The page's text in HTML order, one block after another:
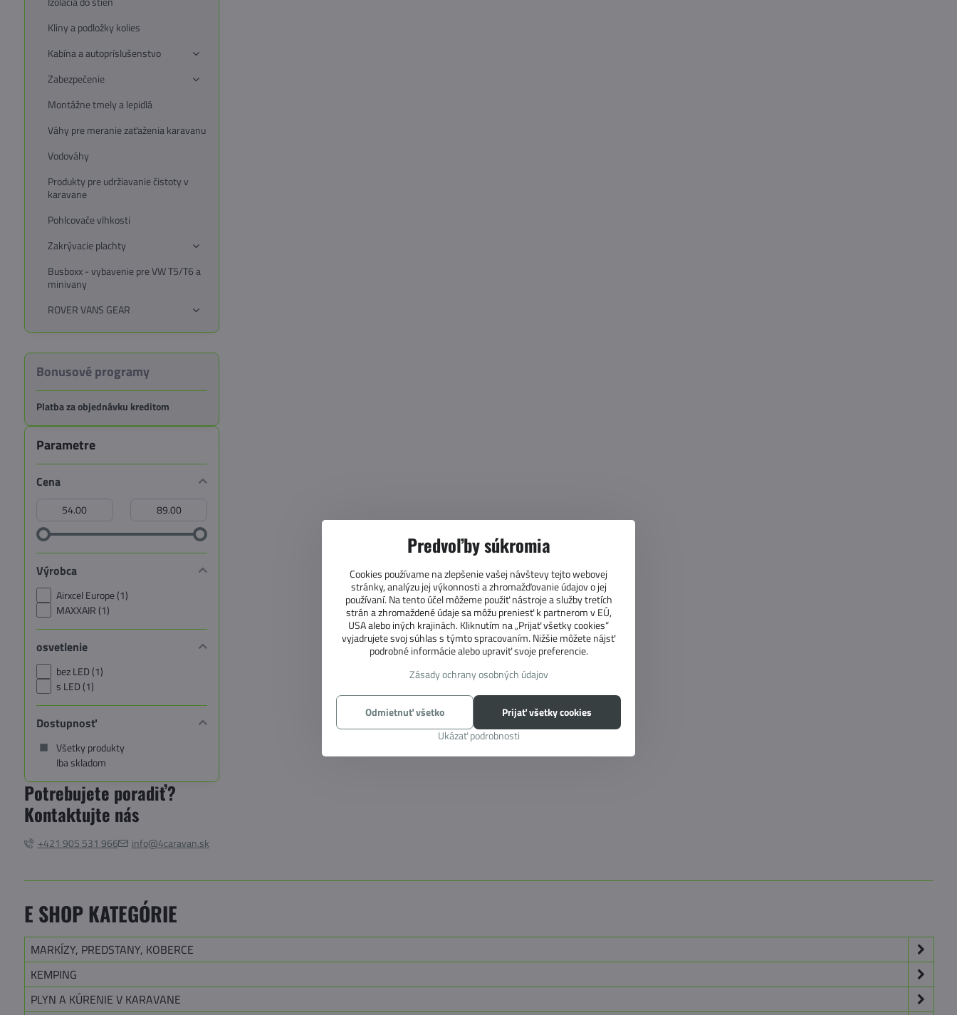
Parametre
Cena
Výrobca
Airxcel Europe (1)
MAXXAIR (1)
osvetlenie
bez LED (1)
s LED (1)
Dostupnosť
Všetky produkty
Iba skladom
Potrebujete poradiť?
Kontaktujte nás
+421 905 531 966 info@4caravan.sk
Kliny a podložky kolies
Kabína a autopríslušenstvo
Zabezpečenie
Montážne tmely a lepidlá
Váhy pre meranie zaťaženia karavanu
Vodováhy
Produkty pre udržiavanie čistoty v
karavane
Pohlcovače vlhkosti
Zakrývacie plachty
Busboxx - vybavenie pre VW T5/T6 a
minivany
ROVER VANS GEAR
Bonusové programy
Platba za objednávku kreditom
E SHOP KATEGÓRIE
MARKÍZY, PREDSTANY, KOBERCE
KEMPING
PLYN A KÚRENIE V KARAVANE
Predvoľby súkromia
Cookies používame na zlepšenie vašej návštevy tejto webovej
stránky, analýzu jej výkonnosti a zhromažďovanie údajov o jej
používaní. Na tento účel môžeme použiť nástroje a služby tretích
strán a zhromaždené údaje sa môžu preniesť k partnerom v EÚ,
USA alebo iných krajinách. Kliknutím na „Prijať všetky cookies“
vyjadrujete svoj súhlas s týmto spracovaním. Nižšie môžete nájsť
podrobné informácie alebo upraviť svoje preferencie.
Zásady ochrany osobných údajov
Ukázať podrobnosti
Prijať všetky cookies
Odmietnuť všetko